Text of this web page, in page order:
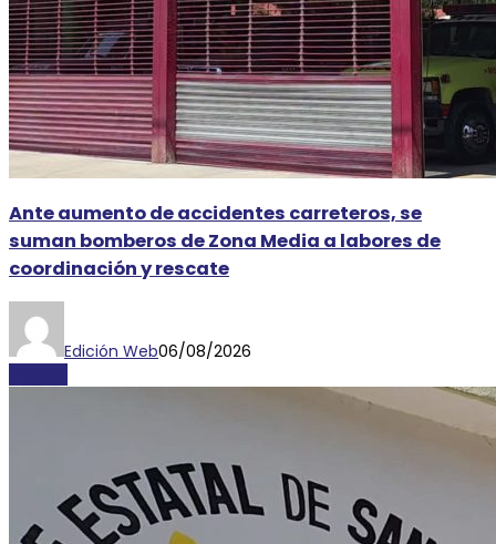
Ante aumento de accidentes carreteros, se
suman bomberos de Zona Media a labores de
coordinación y rescate
Edición Web06/08/2026